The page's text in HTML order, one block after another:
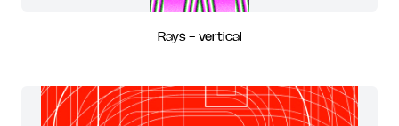
Rays - vertical